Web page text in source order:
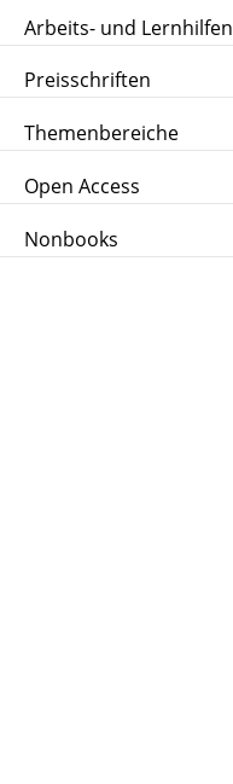
Arbeits- und Lernhilfen
Preisschriften
Themenbereiche
Open Access
Nonbooks